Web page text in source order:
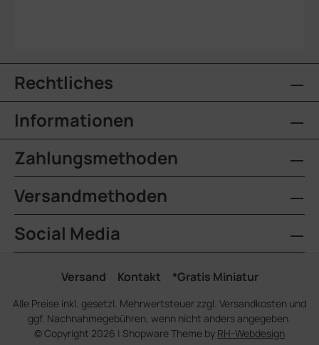
Rechtliches
Informationen
Zahlungsmethoden
Versandmethoden
Social Media
Versand Kontakt *Gratis Miniatur
Alle Preise inkl. gesetzl. Mehrwertsteuer zzgl. Versandkosten und
ggf. Nachnahmegebühren, wenn nicht anders angegeben.
© Copyright 2026 | Shopware Theme by RH-Webdesign